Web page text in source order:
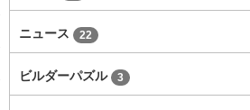
ニュース 22
ビルダーパズル 3